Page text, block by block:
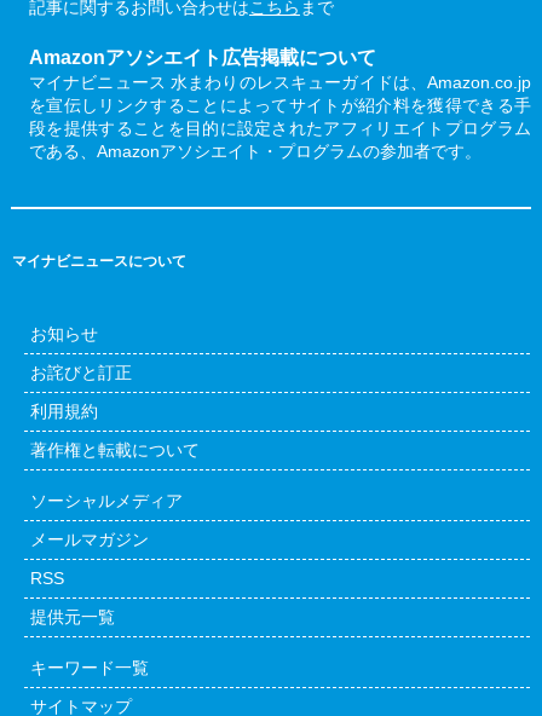
記事に関するお問い合わせはこちら まで
Amazonアソシエイト広告掲載について
マイナビニュース 水まわりのレスキューガイドは、Amazon.co.jp
を宣伝しリンクすることによってサイトが紹介料を獲得できる手
段を提供することを目的に設定されたアフィリエイトプログラム
である、Amazonアソシエイト・プログラムの参加者です。
マイナビニュースについて
お知らせ
お詫びと訂正
利用規約
著作権と転載について
ソーシャルメディア
メールマガジン
RSS
提供元一覧
キーワード一覧
サイトマップ